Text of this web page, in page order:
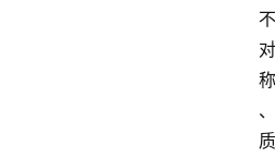
不
对
称
、
质